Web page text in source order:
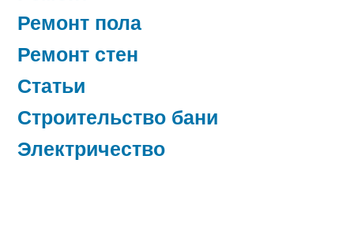
Ремонт пола
Ремонт стен
Статьи
Строительство бани
Электричество